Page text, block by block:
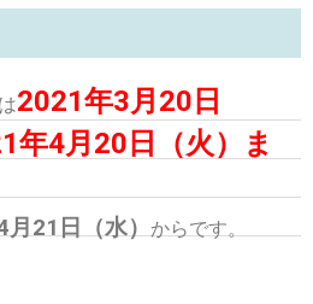
2021年3月20日
年4月20日（火）ま
21日（水） からです。